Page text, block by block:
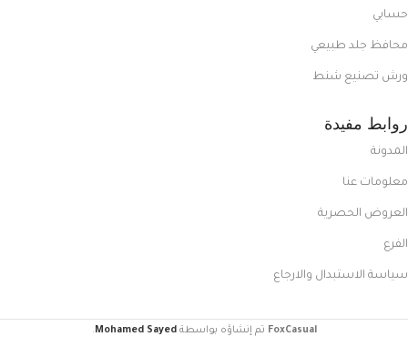
حسابي
محافظ جلد طبيعي
ورش تصنيع شنط
روابط مفيدة
المدونة
معلومات عنا
العروض الحصرية
الفرع
سياسة الاستبدال والارجاع
FoxCasual تم إنشاؤه بواسطةMohamed Sayed
.